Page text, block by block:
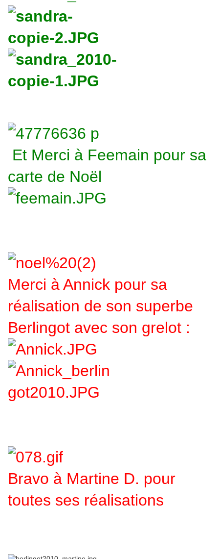
Et Merci à Feemain pour sa
carte de Noël
Merci à Annick pour sa
réalisation de son superbe
Berlingot avec son grelot :
Bravo à Martine D. pour
toutes ses réalisations